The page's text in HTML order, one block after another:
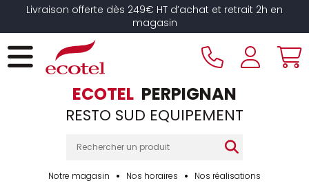
Livraison offerte dès 249€ HT d’achat et retrait 2h en
magasin
ECOTEL PERPIGNAN
RESTO SUD EQUIPEMENT
Notre magasin Nos horaires Nos réalisations
Panneau de gestion des cookies